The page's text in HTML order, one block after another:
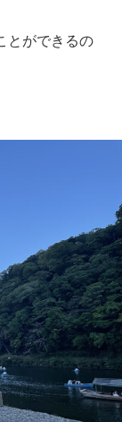
とができるの